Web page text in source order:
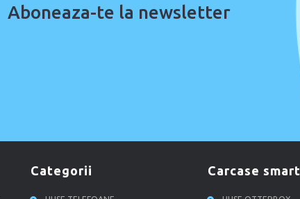
Aboneaza-te la newsletter
categorii carcase smart